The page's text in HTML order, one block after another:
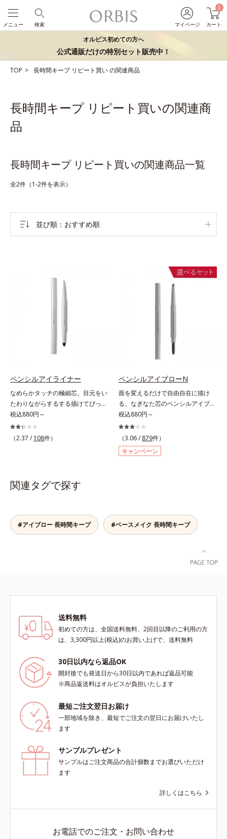
マイページ
0
カート
検索
メニュー
オルビス初めての方へ
公式通販だけの特別セット販売中！
TOP 長時間キープ リピート買いの関連商品
長時間キープ リピート買いの関連商
品
長時間キープ リピート買いの関連商品一覧
全2件（1-2件を表示）
並び順 おすすめ順
ペンシルアイライナー
なめらかタッチの極細芯。目元をい
たわりながらするする描けてぴった
り密着。するする描けてぴったり密
着。なめらかタッチの極細芯アイラ
イナーです。繊細な目のキワにも優
後に、後ろに付いているチップでま
が完成します。汗や涙、皮脂にも強
く、美しい仕上がりを長時間キー
税込880円～
（2.37 / 108件）
ペンシルアイブローN
面を変えるだけで自由自在に描け
る、なぎなた芯のペンシルアイブロ
ー。角度を変えるだけで自由自在に
描けるペンシルアイブローです。な
ぎなた芯だから、接地面を変えるだ
けで太い線から細い線まで、テクニ
ックいらずで簡単に。スムースライ
活躍。これ1本で完成度の高い、ふ
んわり眉に仕上がります。※中身を
ています。* ダイマージリノール酸
ダイマージレイルビス（ベヘニル/
税込880円～
（3.06 / 879件）
キャンペーン
関連タグで探す
#アイブロー 長時間キープ #ベースメイク 長時間キープ
送料無料
初めての方は、全国送料無料、2回目以降のご利用の方
は、3,300円以上(税込)のお買い上げで、送料無料
30日以内なら返品OK
開封後でも発送日から30日以内であれば返品可能
※商品返送料はオルビスが負担いたします
最短ご注文翌日お届け
一部地域を除き、最短でご注文の翌日にお届けいたし
ます
サンプルプレゼント
サンプルはご注文商品の合計個数までお選びいただけ
ます
詳しくはこちら
お電話でのご注文・お問い合わせ